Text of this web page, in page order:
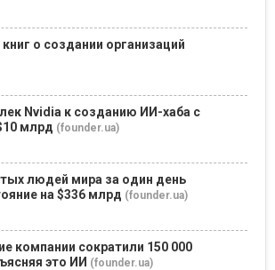
о создании организаций
Nvidia к созданию ИИ-хаба с
млрд (founder.ua)
людей мира за один день
на $336 млрд (founder.ua)
компании сократили 150 000
это ИИ (founder.ua)